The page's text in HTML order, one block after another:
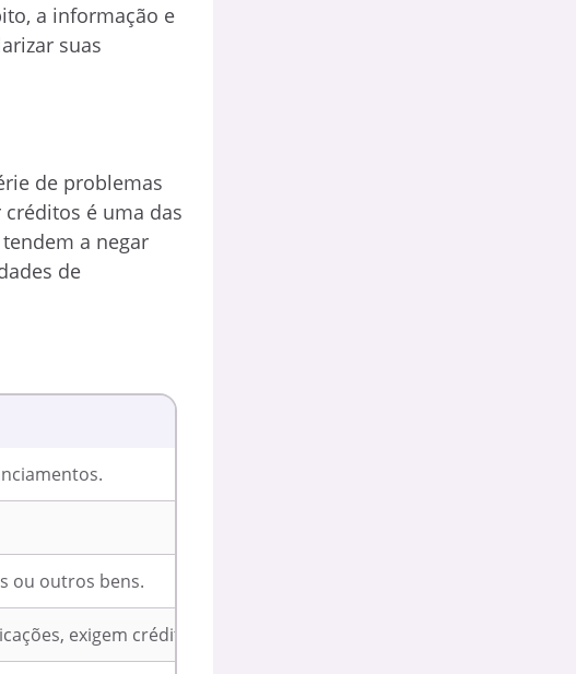
a informação e
suas
de problemas
é uma das
a negar
de
ou outros bens.
exigem crédito.